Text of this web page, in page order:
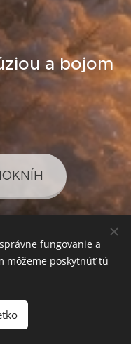
a bojom
fungovanie a
môžeme poskytnúť tú